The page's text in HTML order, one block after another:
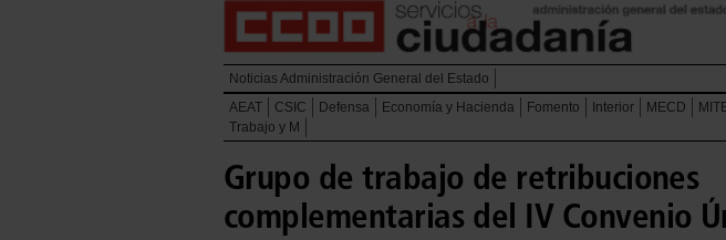
Noticias Administración General del Estado
AEAT
CSIC Defensa Economía y Hacienda Fomento Interior MECD
Trabajo y M
Grupo de trabajo de retribuciones
complementarias del IV Convenio